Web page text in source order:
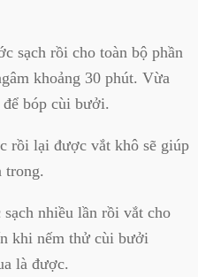
sạch rồi cho toàn bộ phần
khoảng 30 phút. Vừa
để bóp cùi bưởi.
rồi lại được vắt khô sẽ giúp
trong.
nhiều lần rồi vắt cho
khi nếm thử cùi bưởi
là được.